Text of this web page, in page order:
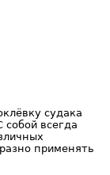
судака
собой всегда
применять